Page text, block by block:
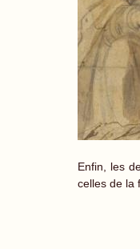
Enfin, les
celles de la